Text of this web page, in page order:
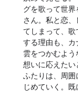
グを歌って世
さん。私と恋
てしまって、
する理由も、カ
雲をつかむよ
想いに応えた
ふたりは、周
じめていく。